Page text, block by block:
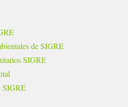
de SIGRE
SIGRE
SIGRE